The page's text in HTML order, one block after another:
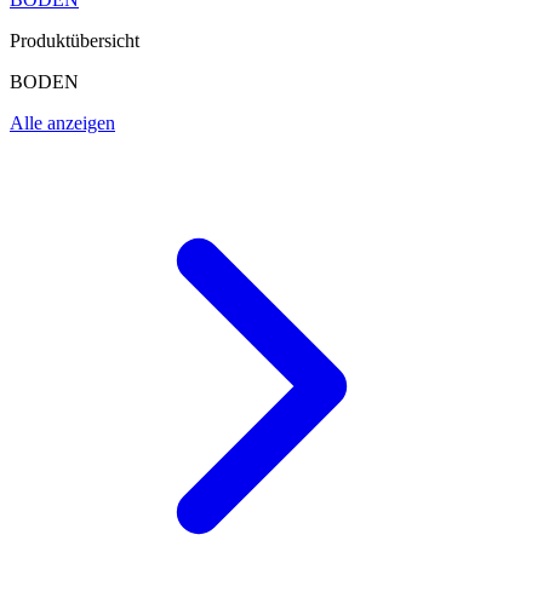
Produktübersicht
BODEN
Alle anzeigen